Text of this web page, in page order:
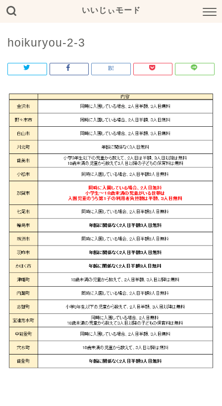
いいじぃモード
hoikuryou-2-3